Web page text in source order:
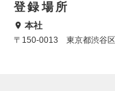
登録場所
本社
〒150-0013 東京都渋谷